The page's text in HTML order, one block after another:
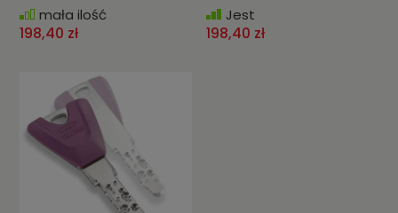
mała ilość
198,40 zł
Jest
198,40 zł